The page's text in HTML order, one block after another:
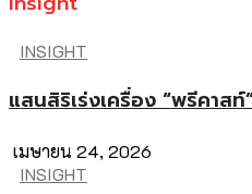
INSIGHT
แสนสิริเร่งเครื่อง “พรีคาสท์
เมษายน 24, 2026
INSIGHT